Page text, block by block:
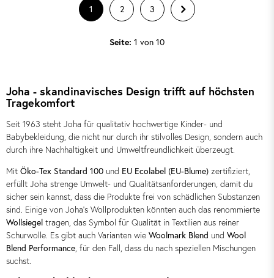
1 2 3
Seite: 1 von 10
Joha - skandinavisches Design trifft auf höchsten
Tragekomfort
Seit 1963 steht Joha für qualitativ hochwertige Kinder- und
Babybekleidung, die nicht nur durch ihr stilvolles Design, sondern auch
durch ihre Nachhaltigkeit und Umweltfreundlichkeit überzeugt.
Mit Öko-Tex Standard 100 und EU Ecolabel (EU-Blume) zertifiziert,
erfüllt Joha strenge Umwelt- und Qualitätsanforderungen, damit du
sicher sein kannst, dass die Produkte frei von schädlichen Substanzen
sind. Einige von Joha's Wollprodukten könnten auch das renommierte
Wollsiegel tragen, das Symbol für Qualität in Textilien aus reiner
Schurwolle. Es gibt auch Varianten wie Woolmark Blend und Wool
Blend Performance, für den Fall, dass du nach speziellen Mischungen
suchst.